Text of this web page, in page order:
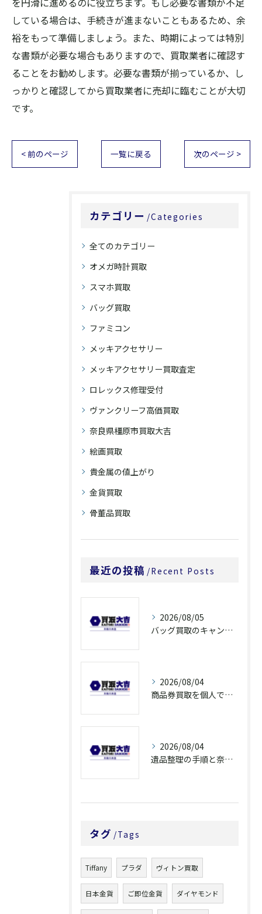
している場合は、手続きが進まないこともあるため、余
裕をもって準備しましょう。また、時期によっては特別
な書類が必要な場合もありますので、買取業者に確認す
ることをお勧めします。必要な書類が揃っているか、し
っかりと確認してから買取業者に売却に臨むことが大切
です。
< 前のページ 一覧に戻る 次のページ >
カテゴリー Categories
全てのカテゴリー
オメガ時計買取
スマホ買取
バッグ買取
ファミコン
メッキアクセサリー
メッキアクセサリー買取査定
ロレックス修理受付
ヴァンクリーフ高価買取
奈良県橿原市買取大吉
絵画買取
貴金属の値上がり
金貨買取
骨董品買取
最近の投稿 Recent Posts
2026/08/05
バッグ買取のキャンペーンで奈良県橿原市でお得に売るための条件と注意点徹底ガイド
2026/08/04
商品券買取を個人で利用する際の奈良県橿原市で知っておきたい高換金ポイント
2026/08/04
遺品整理の手順と奈良県橿原市で無駄なく片付ける方法とごみ処分ポイント
タグ Tags
Tiffany プラダ ヴィトン買取
日本金貨 ご即位金貨 ダイヤモンド